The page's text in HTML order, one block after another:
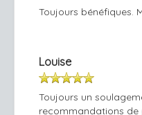
Toujours bénéfiques.
Louise
Toujours un
recommandations de